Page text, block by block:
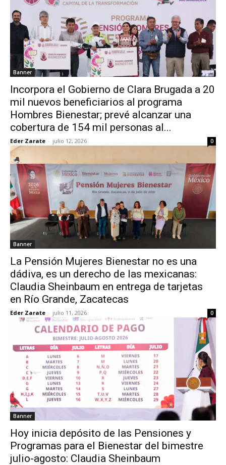
Banner
Incorpora el Gobierno de Clara Brugada a 20
mil nuevos beneficiarios al programa
Hombres Bienestar; prevé alcanzar una
cobertura de 154 mil personas al...
Eder Zarate - julio 12, 2026 0
Banner
La Pensión Mujeres Bienestar no es una
dádiva, es un derecho de las mexicanas:
Claudia Sheinbaum en entrega de tarjetas
en Río Grande, Zacatecas
Eder Zarate - julio 11, 2026 0
Banner
Hoy inicia depósito de las Pensiones y
Programas para el Bienestar del bimestre
julio-agosto: Claudia Sheinbaum